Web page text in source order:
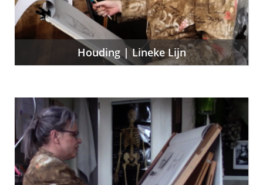
Houding | Lineke Lijn